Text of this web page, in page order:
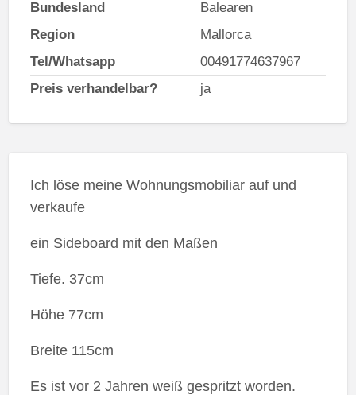
Bundesland
Balearen
Region
Mallorca
Tel/Whatsapp
00491774637967
Preis verhandelbar?
ja
Ich löse meine Wohnungsmobiliar auf und
verkaufe
ein Sideboard mit den Maßen
Tiefe. 37cm
Höhe 77cm
Breite 115cm
Es ist vor 2 Jahren weiß gespritzt worden.